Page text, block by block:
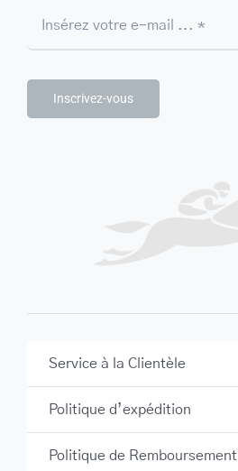
Inscrivez-vous
Service à la Clientèle
Politique d’expédition
Politique de Remboursement